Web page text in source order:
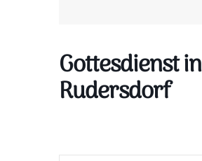
Gottesdienst in
Rudersdorf